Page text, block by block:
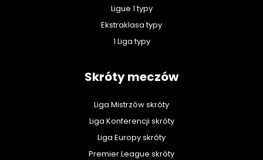
Ligue 1 typy
Ekstraklasa typy
1 Liga typy
Skróty meczów
Liga Mistrzów skróty
Liga Konferencji skróty
Liga Europy skróty
Premier League skróty